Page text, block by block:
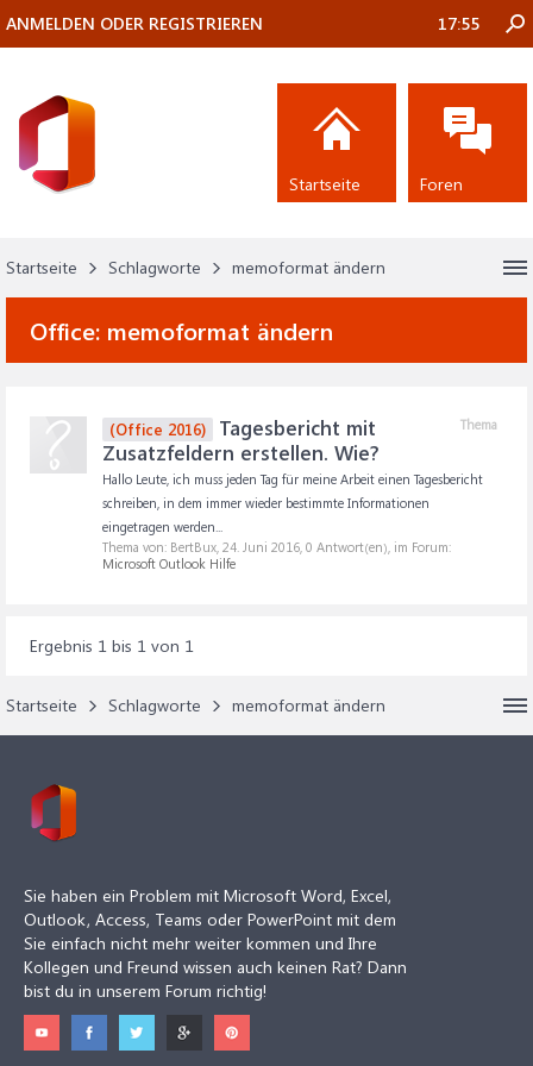
Startseite Schlagworte memoformat ändern
Office: memoformat ändern
Thema
(Office 2016)
Tagesbericht mit
Zusatzfeldern erstellen. Wie?
Hallo Leute, ich muss jeden Tag für meine Arbeit einen Tagesbericht
schreiben, in dem immer wieder bestimmte Informationen
eingetragen werden...
Thema von: BertBux, 24. Juni 2016, 0 Antwort(en), im Forum:
Microsoft Outlook Hilfe
Ergebnis 1 bis 1 von 1
Startseite Schlagworte memoformat ändern
ANMELDEN ODER REGISTRIEREN 17:55
Startseite Foren
Sie haben ein Problem mit Microsoft Word, Excel,
Outlook, Access, Teams oder PowerPoint mit dem
Sie einfach nicht mehr weiter kommen und Ihre
Kollegen und Freund wissen auch keinen Rat? Dann
bist du in unserem Forum richtig!